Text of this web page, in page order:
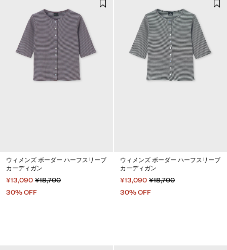
ウィメンズ ボーダー ハーフスリーブ
カーディガン
¥13,090 ¥18,700
30% OFF
ウィメンズ ボーダー ハーフスリーブ
カーディガン
¥13,090 ¥18,700
30% OFF